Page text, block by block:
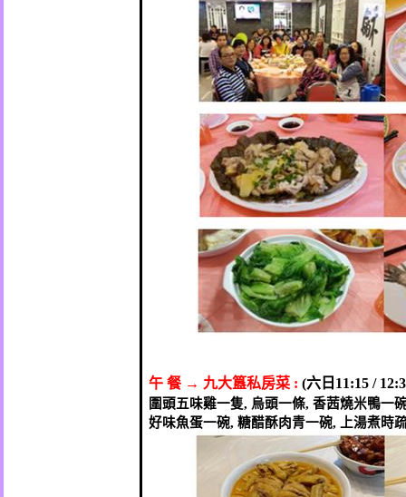
午餐 → 九大簋私房菜: (六日11:15 /
圍頭五味雞一隻, 烏頭一條, 香茜燒米鴨一
好味魚蛋一碗, 糖醋酥肉青一碗, 上湯煮時